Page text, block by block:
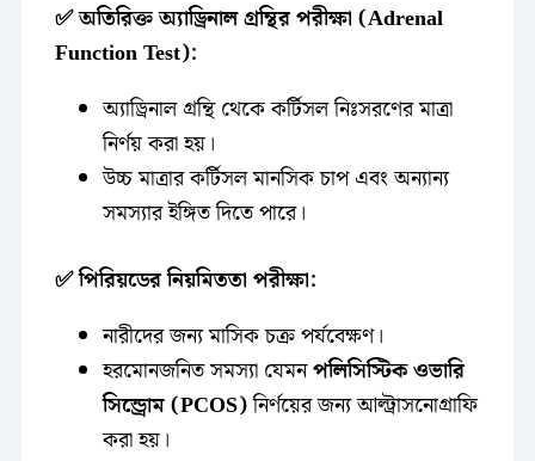
✅ অতিরিক্ত অ্যাড্রিনাল গ্রন্থির পরীক্ষা (Adrenal
Function Test):
অ্যাড্রিনাল গ্রন্থি থেকে কর্টিসল নিঃসরণের মাত্রা
নির্ণয় করা হয়।
উচ্চ মাত্রার কর্টিসল মানসিক চাপ এবং অন্যান্য
সমস্যার ইঙ্গিত দিতে পারে।
✅ পিরিয়ডের নিয়মিততা পরীক্ষা:
নারীদের জন্য মাসিক চক্র পর্যবেক্ষণ।
হরমোনজনিত সমস্যা যেমনপলিসিস্টিক ওভারি
সিন্ড্রোম (PCOS)নির্ণয়ের জন্য আল্ট্রাসনোগ্রাফি
করা হয়।